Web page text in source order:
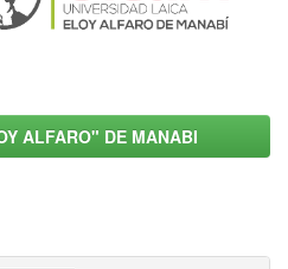
ALFARO" DE MANABI